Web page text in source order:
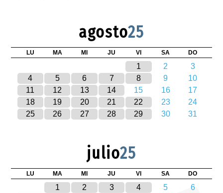
agosto25
LU MA MI JU VI SA DO
1 2
3
4
5 6 7 8 9
10
11
12 13 14 15 16
17
18
19 20 21 22 23
24
25
26 27 28 29 30 31
julio25
LU MA MI JU VI SA DO
1 2 3 4 5
6